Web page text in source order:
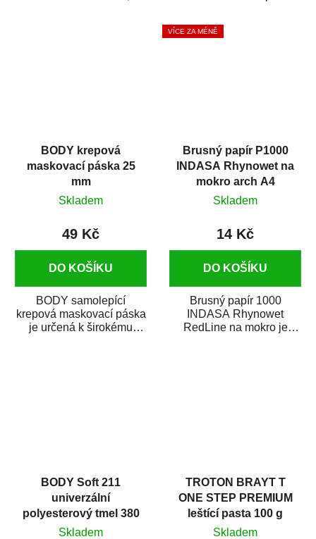
vrchních...
BODY krepová
maskovací páska 25
mm
Skladem
49 Kč
DO KOŠÍKU
BODY samolepící
krepová maskovací páska
je určená k širokému
VÍCE ZA MÉNĚ
Brusný papír P1000
INDASA Rhynowet na
mokro arch A4
Skladem
14 Kč
DO KOŠÍKU
Brusný papír 1000
INDASA Rhynowet
RedLine na mokro je
BODY Soft 211
univerzální
polyesterový tmel 380
g
Skladem
TROTON BRAYT T
ONE STEP PREMIUM
leštící pasta 100 g
Skladem